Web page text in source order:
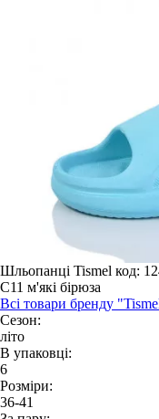
Шльопанці Tismel код:
C11 м'які бірюза
Всі товари бренду
Сезон:
літо
В упаковці:
6
Розміри:
36-41